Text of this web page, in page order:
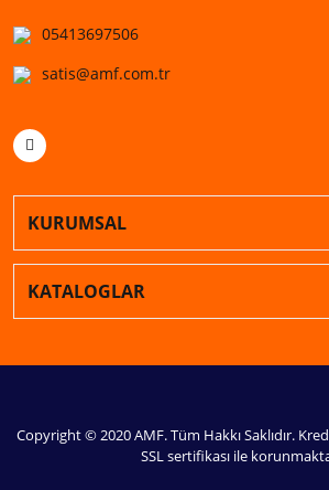
05413697506
satis@amf.com.tr
KURUMSAL
KATALOGLAR
Copyright © 2020 AMF. Tüm Hakkı Saklıdır.
SSL sertifikası ile